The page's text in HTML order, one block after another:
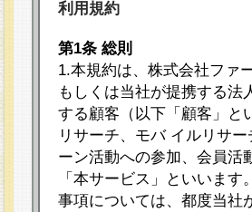
利用規約
第1条 総則
1.本規約は、株式会社ファ
もしくは当社が提携する法
する顧客（以下「顧客」と
リサーチ、モバ イルリサ
ーン活動への参加、会員活
「本サービス」といいま
事項については、都度当社